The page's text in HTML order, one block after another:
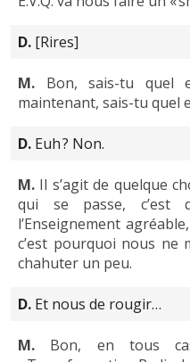
D. [Rires]
M. Bon, sais-tu quel
maintenant, sais-tu quel
D. Euh ? Non.
M. Il s’agit de quelque
qui se passe, c’est
l’Enseignement
c’est pourquoi nous ne
chahuter un peu.
D. Et nous de rougir…
M. Bon, en tous